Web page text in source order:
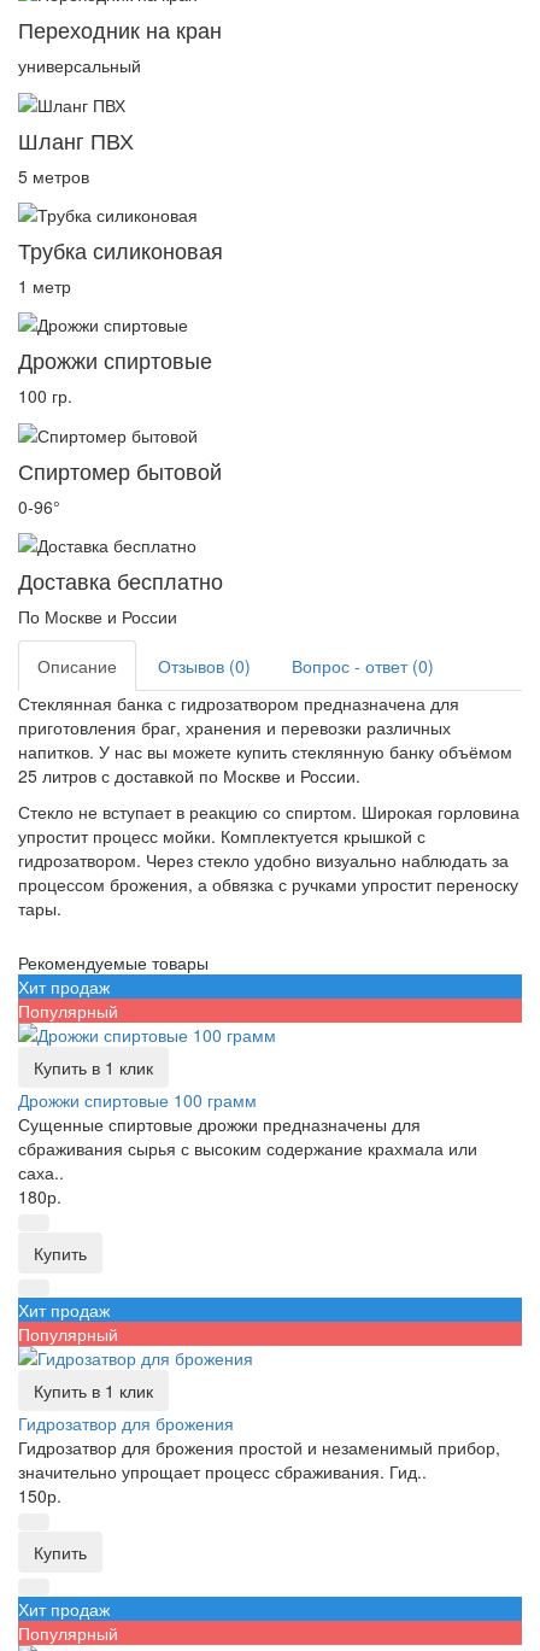
Переходник на кран
универсальный
Шланг ПВХ
5 метров
Трубка силиконовая
1 метр
Дрожжи спиртовые
100 гр.
Спиртомер бытовой
0-96°
Доставка бесплатно
По Москве и России
Описание Отзывов (0)
Вопрос - ответ (0)
Стеклянная банка с гидрозатвором предназначена для
приготовления браг, хранения и перевозки различных
напитков. У нас вы можете купить стеклянную банку объёмом
25 литров с доставкой по Москве и России.
Стекло не вступает в реакцию со спиртом. Широкая горловина
упростит процесс мойки. Комплектуется крышкой с
гидрозатвором. Через стекло удобно визуально наблюдать за
процессом брожения, а обвязка с ручками упростит переноску
тары.
Рекомендуемые товары
Хит продаж
Популярный
Купить в 1 клик
Дрожжи спиртовые 100 грамм
Сущенные спиртовые дрожжи предназначены для
сбраживания сырья с высоким содержание крахмала или
саха..
180р.
Купить
Хит продаж
Популярный
Купить в 1 клик
Гидрозатвор для брожения
Гидрозатвор для брожения простой и незаменимый прибор,
значительно упрощает процесс сбраживания. Гид..
150р.
Купить
Хит продаж
Популярный